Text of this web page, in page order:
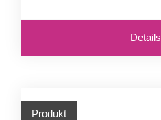
Details
Produkt